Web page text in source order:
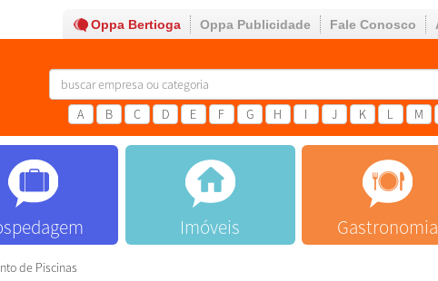
Oppa Bertioga Oppa Publicidade Fale Conosco
A B C D E F G H I J K L M
Imóveis Gastronomia
de Piscinas